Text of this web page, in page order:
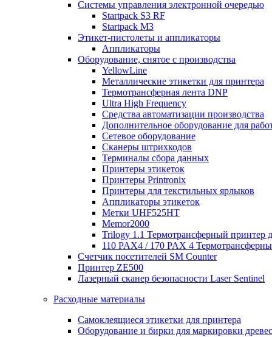
Системы управления электронной очередью
Startpack S3 RF
Startpack M3
Этикет-пистолеты и аппликаторы
Аппликаторы
Оборудование, снятое с производства
YellowLine
Металлические этикетки для принтера
Термотрансферная лента DNP
Ultra High Frequency
Средства автоматизации производства
Дополнительное оборудование для
Сетевое оборудование
Сканеры штрихкодов
Терминалы сбора данных
Принтеры этикеток
Принтеры Printronix
Принтеры для текстильных ярлыков
Аппликаторы этикеток
Метки UHF525HT
Memor2000
Trilogy 1.1 Термотрансферный принтер
110 PAX4 / 170 PAX 4
Счетчик посетителей SM Counter
Принтер ZE500
Лазерный сканер безопасности Laser Sentinel
Расходные материалы
Самоклеящиеся этикетки для принтера
Оборудование и бирки для маркировки